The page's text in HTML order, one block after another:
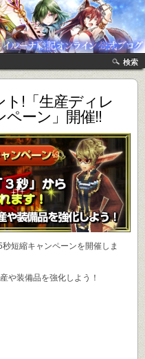
検索
!「生産ディレ
ペーン」開催!!
短縮キャンペーンを開催しま
や装備品を強化しよう！